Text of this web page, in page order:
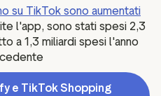
su TikTok sono aumentati
l'app, sono stati spesi 2,3
a 1,3 miliardi spesi l'anno
e TikTok Shopping